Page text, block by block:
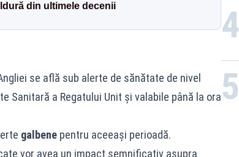
din ultimele decenii
se află sub alerte de sănătate de nivel
Sanitară a Regatului Unit și valabile până la ora
galbenepentru aceeași perioadă.
vor avea un impact semnificativ asupra
4
5